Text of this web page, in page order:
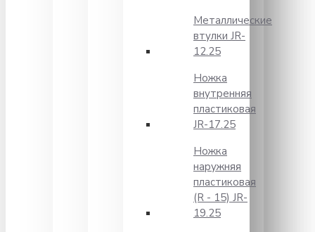
Металлические
втулки JR-
12.25
Ножка
внутренняя
пластиковая
JR-17.25
Ножка
наружняя
пластиковая
(R - 15) JR-
19.25